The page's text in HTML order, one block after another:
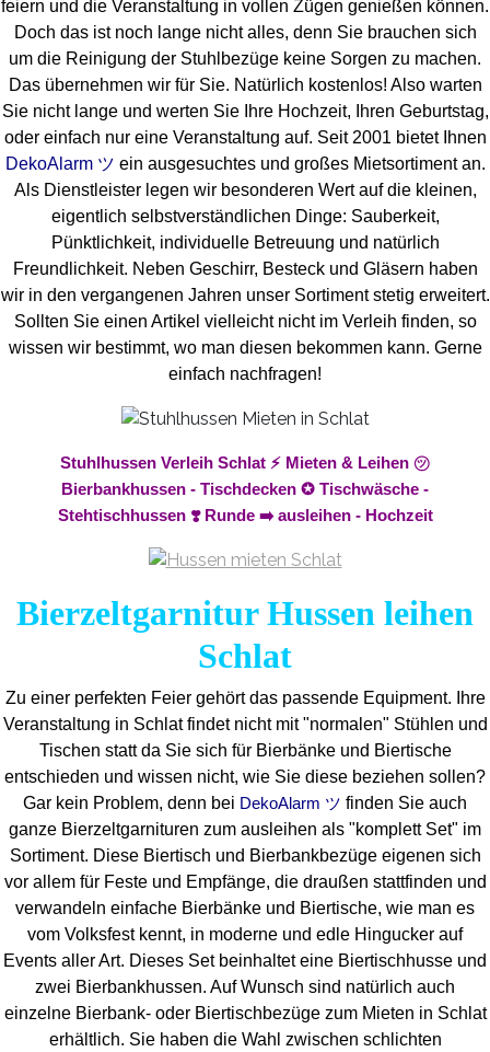
feiern und die Veranstaltung in vollen Zügen genießen können.
Doch das ist noch lange nicht alles, denn Sie brauchen sich
um die Reinigung der Stuhlbezüge keine Sorgen zu machen.
Das übernehmen wir für Sie. Natürlich kostenlos! Also warten
Sie nicht lange und werten Sie Ihre Hochzeit, Ihren Geburtstag,
oder einfach nur eine Veranstaltung auf. Seit 2001 bietet Ihnen
DekoAlarm ツ ein ausgesuchtes und großes Mietsortiment an.
Als Dienstleister legen wir besonderen Wert auf die kleinen,
eigentlich selbstverständlichen Dinge: Sauberkeit,
Pünktlichkeit, individuelle Betreuung und natürlich
Freundlichkeit. Neben Geschirr, Besteck und Gläsern haben
wir in den vergangenen Jahren unser Sortiment stetig erweitert.
Sollten Sie einen Artikel vielleicht nicht im Verleih finden, so
wissen wir bestimmt, wo man diesen bekommen kann. Gerne
einfach nachfragen!
Stuhlhussen Verleih Schlat ⚡ Mieten & Leihen ㋡
Bierbankhussen - Tischdecken ✪ Tischwäsche -
Stehtischhussen ❣️ Runde ➡️ ausleihen - Hochzeit
Bierzeltgarnitur Hussen leihen
Schlat
Zu einer perfekten Feier gehört das passende Equipment.
Ihre
Veranstaltung in Schlat findet nicht mit "normalen" Stühlen und
Tischen statt da Sie sich für Bierbänke und Biertische
entschieden und wissen nicht, wie Sie diese beziehen sollen?
Gar kein Problem, denn bei DekoAlarm ツ finden Sie auch
ganze Bierzeltgarnituren zum ausleihen als "komplett Set" im
Sortiment. Diese Biertisch und Bierbankbezüge eigenen sich
vor allem für Feste und Empfänge, die draußen stattfinden und
verwandeln einfache Bierbänke und Biertische, wie man es
vom Volksfest kennt, in moderne und edle Hingucker auf
Events aller Art. Dieses Set beinhaltet eine Biertischhusse und
zwei Bierbankhussen. Auf Wunsch sind natürlich auch
einzelne Bierbank- oder Biertischbezüge zum Mieten in Schlat
erhältlich. Sie haben die Wahl zwischen schlichten